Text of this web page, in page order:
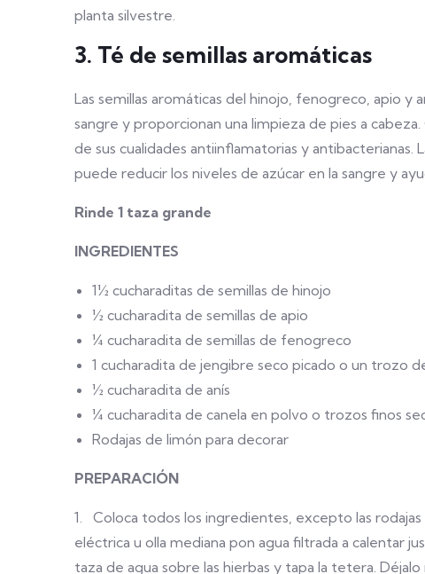
planta silvestre.
3. Té de semillas aromáticas
Las semillas aromáticas del hinojo, fenogreco, apio y
sangre y proporcionan una limpieza de pies a
de sus cualidades antiinflamatorias y antibacterianas.
puede reducir los niveles de azúcar en la sangre y
Rinde 1 taza grande
INGREDIENTES
1½ cucharaditas de semillas de hinojo
½ cucharadita de semillas de apio
¼ cucharadita de semillas de fenogreco
1 cucharadita de jengibre seco picado o un
½ cucharadita de anís
¼ cucharadita de canela en polvo o trozos finos
Rodajas de limón para decorar
PREPARACIÓN
1. Coloca todos los ingredientes, excepto las
eléctrica u olla mediana pon agua filtrada a calentar
taza de agua sobre las hierbas y tapa la tetera.